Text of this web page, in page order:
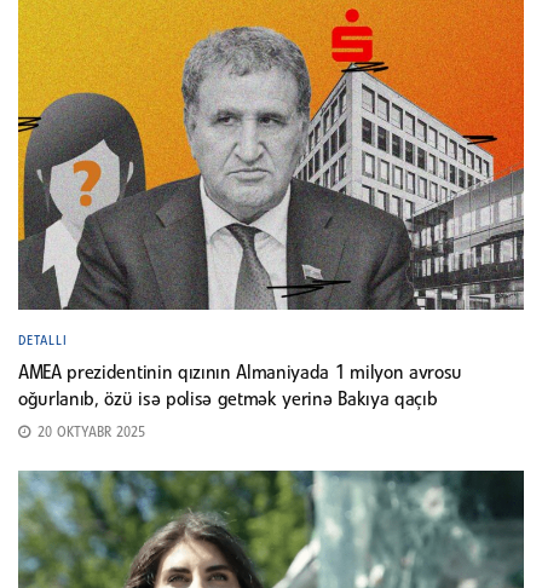
DETALLI
AMEA prezidentinin qızının Almaniyada 1 milyon avrosu
oğurlanıb, özü isə polisə getmək yerinə Bakıya qaçıb
20 OKTYABR 2025